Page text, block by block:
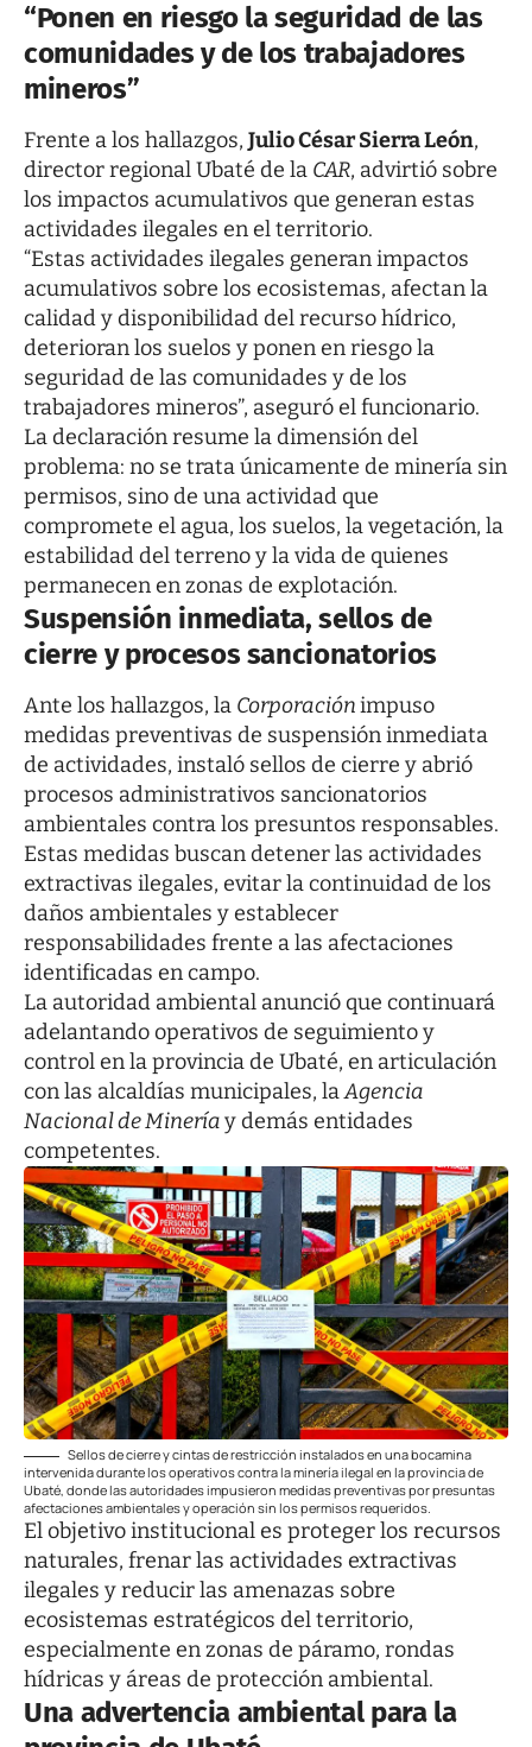
“Ponen en riesgo la seguridad de las
comunidades y de los trabajadores
mineros”
Frente a los hallazgos, Julio César Sierra León,
director regional Ubaté de la CAR, advirtió sobre
los impactos acumulativos que generan estas
actividades ilegales en el territorio.
“Estas actividades ilegales generan impactos
acumulativos sobre los ecosistemas, afectan la
calidad y disponibilidad del recurso hídrico,
deterioran los suelos y ponen en riesgo la
seguridad de las comunidades y de los
trabajadores mineros”, aseguró el funcionario.
La declaración resume la dimensión del
problema: no se trata únicamente de minería sin
permisos, sino de una actividad que
compromete el agua, los suelos, la vegetación, la
estabilidad del terreno y la vida de quienes
permanecen en zonas de explotación.
Suspensión inmediata, sellos de
cierre y procesos sancionatorios
Ante los hallazgos, la Corporaciónimpuso
medidas preventivas de suspensión inmediata
de actividades, instaló sellos de cierre y abrió
procesos administrativos sancionatorios
ambientales contra los presuntos responsables.
Estas medidas buscan detener las actividades
extractivas ilegales, evitar la continuidad de los
daños ambientales y establecer
responsabilidades frente a las afectaciones
identificadas en campo.
La autoridad ambiental anunció que continuará
adelantando operativos de seguimiento y
control en la provincia de Ubaté, en articulación
con las alcaldías municipales, laAgencia
Nacional de Mineríay demás entidades
competentes.
Sellos de cierre y cintas de restricción instalados en una bocamina
intervenida durante los operativos contra la minería ilegal en la provincia de
Ubaté, donde las autoridades impusieron medidas preventivas por presuntas
afectaciones ambientales y operación sin los permisos requeridos.
El objetivo institucional es proteger los recursos
naturales, frenar las actividades extractivas
ilegales y reducir las amenazas sobre
ecosistemas estratégicos del territorio,
especialmente en zonas de páramo, rondas
hídricas y áreas de protección ambiental.
Una advertencia ambiental para la